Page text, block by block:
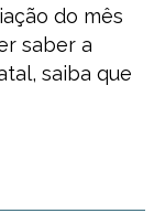
do mês
saber a
saiba que